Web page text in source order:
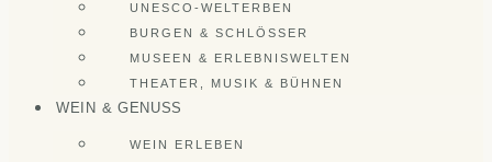
UNESCO-WELTERBEN
BURGEN & SCHLÖSSER
MUSEEN & ERLEBNISWELTEN
THEATER, MUSIK & BÜHNEN
WEIN & GENUSS
WEIN ERLEBEN